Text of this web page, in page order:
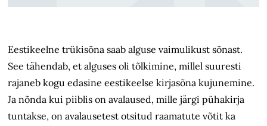
Eestikeelne trükisõna saab alguse vaimulikust sõnast.
See tähendab, et alguses oli tõlkimine, millel suuresti
rajaneb kogu edasine eestikeelse kirjasõna kujunemine.
Ja nõnda kui piiblis on avalaused, mille järgi pühakirja
tuntakse, on avalausetest otsitud raamatute võtit ka